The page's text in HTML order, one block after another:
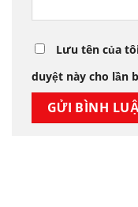
Lưu tên của
duyệt này cho lần